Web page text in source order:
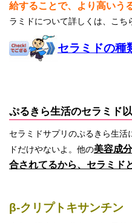
給することで、より高いう
ラミドについて詳しくは、こち
セラミドの種
ぷるきら生活のセラミド
セラミドサプリのぷるきら生活
ドだけやないよ。他の美容成
合されてるから、セラミド
β-クリプトキサンチン